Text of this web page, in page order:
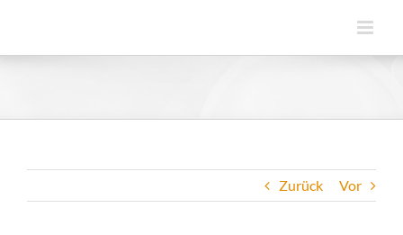
Zurück Vor